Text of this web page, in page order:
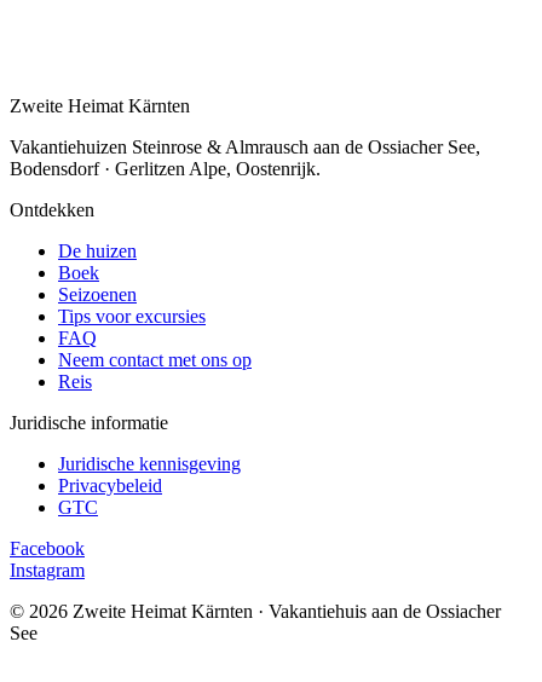
Zweite Heimat Kärnten
Vakantiehuizen Steinrose & Almrausch aan de Ossiacher See,
Bodensdorf · Gerlitzen Alpe, Oostenrijk.
Ontdekken
De huizen
Boek
Seizoenen
Tips voor excursies
FAQ
Neem contact met ons op
Reis
Juridische informatie
Juridische kennisgeving
Privacybeleid
GTC
Facebook
Instagram
© 2026 Zweite Heimat Kärnten · Vakantiehuis aan de Ossiacher
See